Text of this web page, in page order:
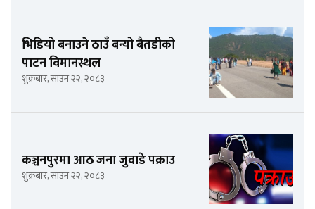
भिडियो बनाउने ठाउँ बन्यो बैतडीको
पाटन विमानस्थल
शुक्रबार, साउन २२, २०८३
कञ्चनपुरमा आठ जना जुवाडे पक्राउ
शुक्रबार, साउन २२, २०८३